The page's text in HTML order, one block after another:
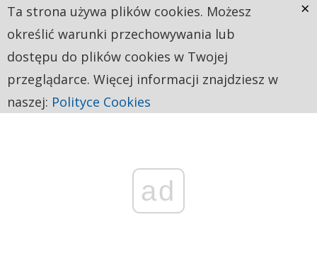
ad
Ta strona używa plików cookies. Możesz
określić warunki przechowywania lub
dostępu do plików cookies w Twojej
przeglądarce. Więcej informacji znajdziesz w
naszej: Polityce Cookies
×